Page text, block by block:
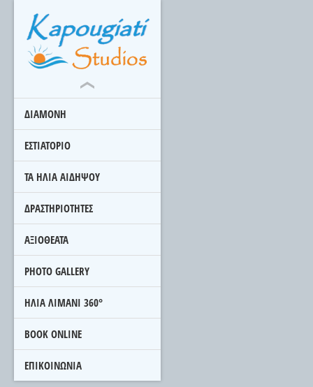
ΔΙΑΜΟΝΗ
ΕΣΤΙΑΤΟΡΙΟ
ΤΑ ΗΛΙΑ ΑΙΔΗΨΟΥ
ΔΡΑΣΤΗΡΙΟΤΗΤΕΣ
ΑΞΙΟΘΕΑΤΑ
PHOTO GALLERY
ΗΛΙΑ ΛΙΜΑΝΙ 360°
BOOK ONLINE
ΕΠΙΚΟΙΝΩΝΙΑ